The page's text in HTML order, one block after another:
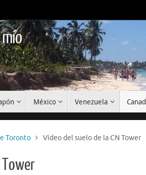
México Venezuela
Toronto Vídeo del suelo de la CN Tower
Tower